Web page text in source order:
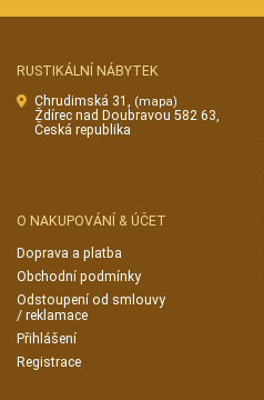
RUSTIKÁLNÍ NÁBYTEK
Chrudimská 31, (mapa)
Ždírec nad Doubravou 582 63,
Česká republika
O NAKUPOVÁNÍ & ÚČET
Doprava a platba
Obchodní podmínky
Odstoupení od smlouvy
/ reklamace
Přihlášení
Registrace